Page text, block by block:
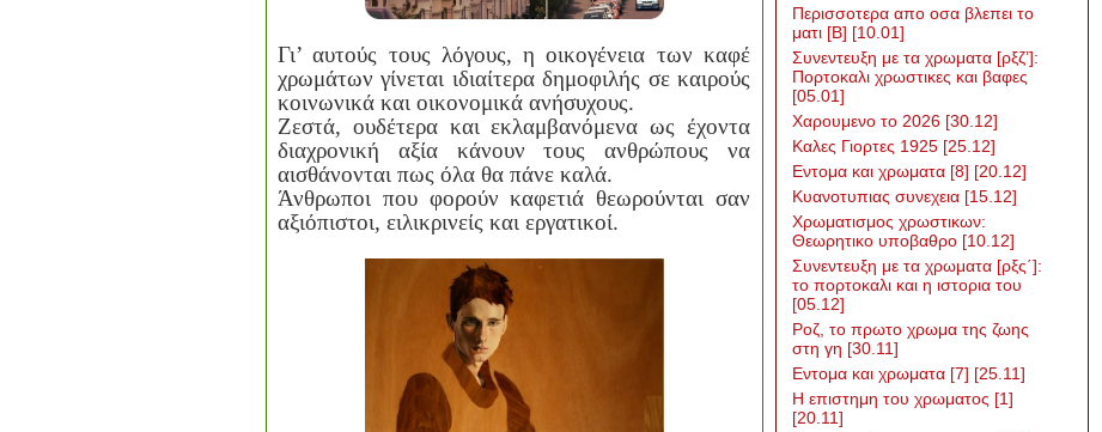
Γι’ αυτούς τους λόγους, η οικογένεια των καφέ
χρωμάτων γίνεται ιδιαίτερα δημοφιλής σε καιρούς
κοινωνικά και οικονομικά ανήσυχους.
Ζεστά, ουδέτερα και εκλαμβανόμενα ως έχοντα
διαχρονική αξία κάνουν τους ανθρώπους να
αισθάνονται πως όλα θα πάνε καλά.
Άνθρωποι που φορούν καφετιά θεωρούνται σαν
αξιόπιστοι, ειλικρινείς και εργατικοί.
Περισσοτερα απο οσα βλεπει το
ματι [Β] [10.01]
Συνεντευξη με τα χρωματα [ρξζ’]:
Πορτοκαλι χρωστικες και βαφες
[05.01]
Χαρουμενο το 2026 [30.12]
Καλες Γιορτες 1925 [25.12]
Εντομα και χρωματα [8] [20.12]
Κυανοτυπιας συνεχεια [15.12]
Χρωματισμος χρωστικων:
Θεωρητικο υποβαθρο [10.12]
Συνεντευξη με τα χρωματα [ρξς΄]:
το πορτοκαλι και η ιστορια του
[05.12]
Ροζ, το πρωτο χρωμα της ζωης
στη γη [30.11]
Εντομα και χρωματα [7] [25.11]
Η επιστημη του χρωματος [1]
[20.11]